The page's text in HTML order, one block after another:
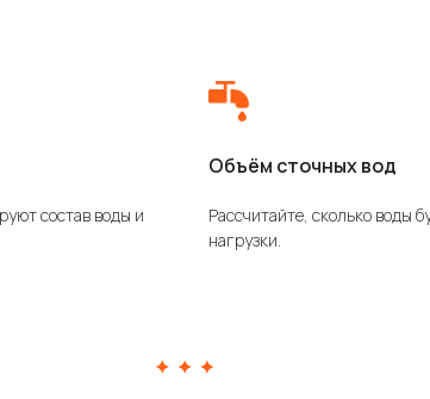
состав воды и
Объём сточных вод
Рассчитайте, сколько воды
нагрузки.